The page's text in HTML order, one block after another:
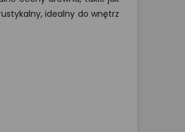
idealny do wnętrz